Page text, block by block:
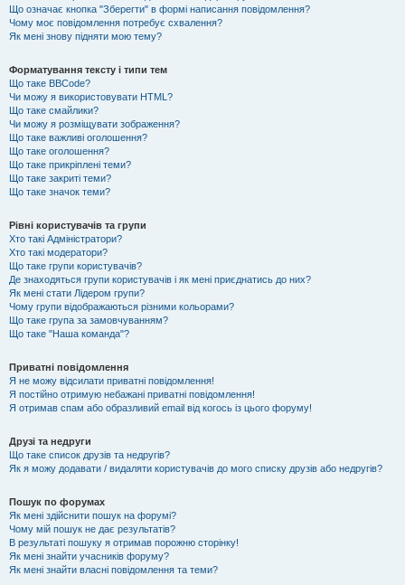
Що означає кнопка "Зберегти" в формі написання повідомлення?
Чому моє повідомлення потребує схвалення?
Як мені знову підняти мою тему?
Форматування тексту і типи тем
Що таке BBCode?
Чи можу я використовувати HTML?
Що таке смайлики?
Чи можу я розміщувати зображення?
Що таке важливі оголошення?
Що таке оголошення?
Що таке прикріплені теми?
Що таке закриті теми?
Що таке значок теми?
Рівні користувачів та групи
Хто такі Адміністратори?
Хто такі модератори?
Що таке групи користувачів?
Де знаходяться групи користувачів і як мені приєднатись до них?
Як мені стати Лідером групи?
Чому групи відображаються різними кольорами?
Що таке група за замовчуванням?
Що таке "Наша команда"?
Приватні повідомлення
Я не можу відсилати приватні повідомлення!
Я постійно отримую небажані приватні повідомлення!
Я отримав спам або образливий email від когось із цього форуму!
Друзі та недруги
Що таке список друзів та недругів?
Як я можу додавати / видаляти користувачів до мого списку друзів або недругів?
Пошук по форумах
Як мені здійснити пошук на форумі?
Чому мій пошук не дає результатів?
В результаті пошуку я отримав порожню сторінку!
Як мені знайти учасників форуму?
Як мені знайти власні повідомлення та теми?